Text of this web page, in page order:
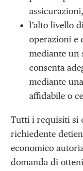
l’alto livello
operazioni e
mediante un
consenta
mediante
affidabile o
Tutti i requisiti si
richiedente
economico
domanda di